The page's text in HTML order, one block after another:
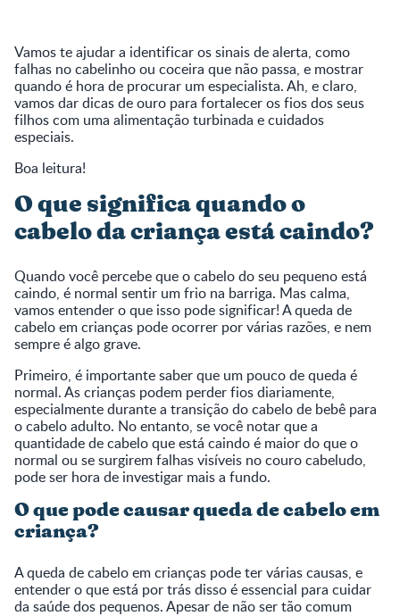
Vamos te ajudar a identificar os sinais de alerta, como
falhas no cabelinho ou coceira que não passa, e mostrar
quando é hora de procurar um especialista. Ah, e claro,
vamos dar dicas de ouro para fortalecer os fios dos seus
filhos com uma alimentação turbinada e cuidados
especiais.
Boa leitura!
O que significa quando o
cabelo da criança está caindo?
Quando você percebe que o cabelo do seu pequeno está
caindo, é normal sentir um frio na barriga. Mas calma,
vamos entender o que isso pode significar! A queda de
cabelo em crianças pode ocorrer por várias razões, e nem
sempre é algo grave.
Primeiro, é importante saber que um pouco de queda é
normal. As crianças podem perder fios diariamente,
especialmente durante a transição do cabelo de bebê para
o cabelo adulto. No entanto, se você notar que a
quantidade de cabelo que está caindo é maior do que o
normal ou se surgirem falhas visíveis no couro cabeludo,
pode ser hora de investigar mais a fundo.
O que pode causar queda de cabelo em
criança?
A queda de cabelo em crianças pode ter várias causas, e
entender o que está por trás disso é essencial para cuidar
da saúde dos pequenos. Apesar de não ser tão comum